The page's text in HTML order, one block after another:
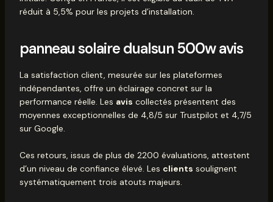
réduit à 5,5% pour les projets d’installation.
panneau solaire dualsun 500w avis
La satisfaction client, mesurée sur les plateformes
indépendantes, offre un éclairage concret sur la
performance réelle. Les avis collectés présentent des
moyennes exceptionnelles de 4,8/5 sur Trustpilot et 4,7/5
sur Google.
Ces retours, issus de plus de 2200 évaluations, attestent
d’un niveau de confiance élevé. Les clients soulignent
systématiquement trois atouts majeurs.